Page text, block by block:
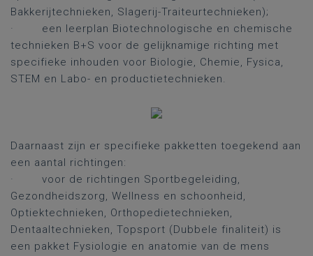
Bakkerijtechnieken, Slagerij-Traiteurtechnieken);
·
een leerplan Biotechnologische en chemische
technieken B+S voor de gelijknamige richting met
specifieke inhouden voor Biologie, Chemie, Fysica,
STEM en Labo- en productietechnieken.
Daarnaast zijn er specifieke pakketten toegekend aan
een aantal richtingen:
·
voor de richtingen Sportbegeleiding,
Gezondheidszorg, Wellness en schoonheid,
Optiektechnieken, Orthopedietechnieken,
Dentaaltechnieken, Topsport (Dubbele finaliteit) is
een pakket Fysiologie en anatomie van de mens